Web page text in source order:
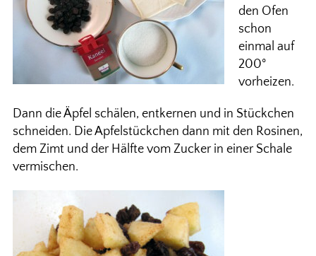
den Ofen
schon
einmal auf
200°
vorheizen.
Dann die Äpfel schälen, entkernen und in Stückchen
schneiden. Die Apfelstückchen dann mit den Rosinen,
dem Zimt und der Hälfte vom Zucker in einer Schale
vermischen.